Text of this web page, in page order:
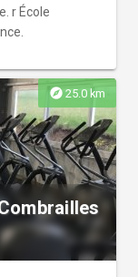
r École
explore 25.0 km